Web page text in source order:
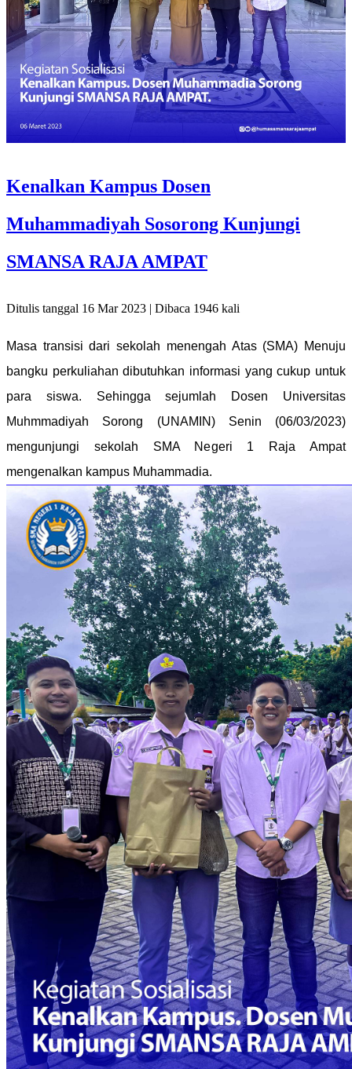
Kenalkan Kampus Dosen
Muhammadiyah Sosorong Kunjungi
SMANSA RAJA AMPAT
Ditulis tanggal 16 Mar 2023 | Dibaca 1946 kali
Masa transisi dari sekolah menengah Atas (SMA) Menuju
bangku perkuliahan dibutuhkan informasi yang cukup untuk
para siswa. Sehingga sejumlah Dosen Universitas
Muhmmadiyah Sorong (UNAMIN) Senin (06/03/2023)
mengunjungi sekolah SMA Negeri 1 Raja Ampat
mengenalkan kampus Muhammadia.